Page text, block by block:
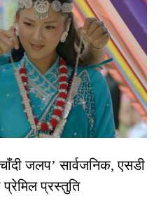
जलप’ सार्वजनिक, एसडी
प्रस्तुति